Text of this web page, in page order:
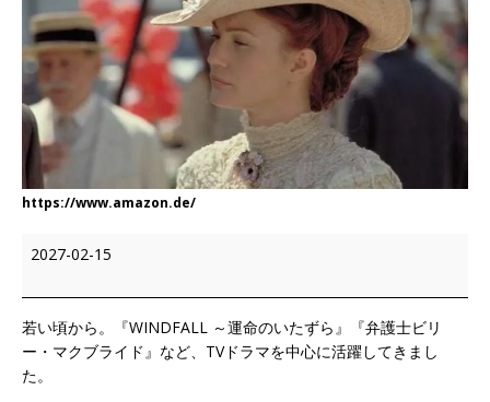
https://www.amazon.de/
2027-02-15
若い頃から。『WINDFALL ～運命のいたずら』『弁護士ビリ
ー・マクブライド』など、TVドラマを中心に活躍してきまし
た。